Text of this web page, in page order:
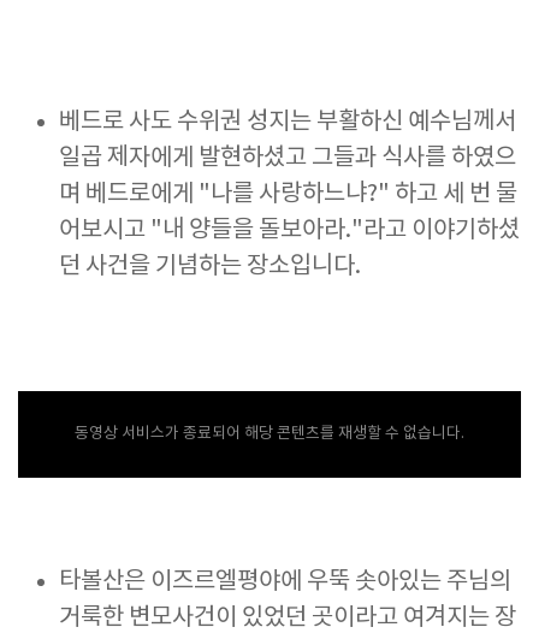
베드로 사도 수위권 성지는 부활하신 예수님께서
일곱 제자에게 발현하셨고 그들과 식사를 하였으
며 베드로에게 "나를 사랑하느냐?" 하고 세 번 물
어보시고 "내 양들을 돌보아라."라고 이야기하셨
던 사건을 기념하는 장소입니다.
동영상 서비스가 종료되어 해당 콘텐츠를 재생할 수 없습니다.
타볼산은 이즈르엘평야에 우뚝 솟아있는 주님의
거룩한 변모사건이 있었던 곳이라고 여겨지는 장